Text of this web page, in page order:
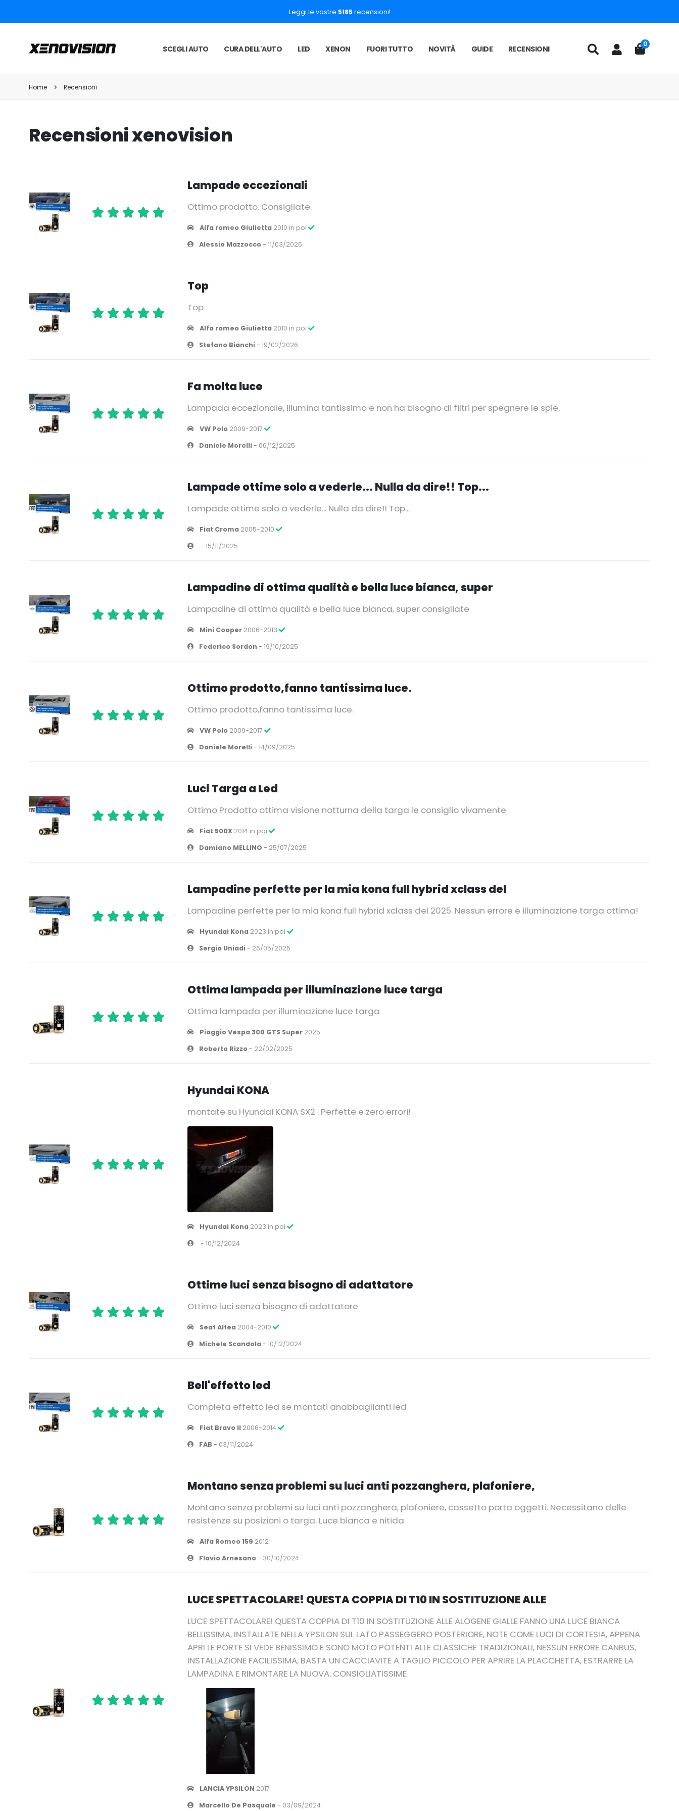
Leggi le vostre 5185recensioni!
SCEGLI AUTO CURA DELL'AUTO LED XENON FUORI TUTTO NOVITÀ GUIDE RECENSIONI
0
Home Recensioni
Recensioni xenovision
Lampade eccezionali
Ottimo prodotto. Consigliate.
Alfa romeo Giulietta 2010 in poi
Alessio Mazzocco - 11/03/2026
Top
Top
Alfa romeo Giulietta 2010 in poi
Stefano Bianchi- 19/02/2026
Fa molta luce
Lampada eccezionale, illumina tantissimo e non ha bisogno di filtri per spegnere le spie.
VW Polo 2009-2017
Daniele Morelli- 06/12/2025
Lampade ottime solo a vederle... Nulla da dire!! Top...
Lampade ottime solo a vederle... Nulla da dire!! Top...
Fiat Croma 2005-2010
- 15/11/2025
Lampadine di ottima qualità e bella luce bianca, super
Lampadine di ottima qualità e bella luce bianca, super consigliate
Mini Cooper 2006-2013
Federico Sordon - 19/10/2025
Ottimo prodotto,fanno tantissima luce.
Ottimo prodotto,fanno tantissima luce.
VW Polo 2009-2017
Daniele Morelli- 14/09/2025
Luci Targa a Led
Ottimo Prodotto ottima visione notturna della targa le consiglio vivamente
Fiat 500X 2014 in poi
Damiano MELLINO - 25/07/2025
Lampadine perfette per la mia kona full hybrid xclass del
Lampadine perfette per la mia kona full hybrid xclass del 2025. Nessun errore e illuminazione targa ottima!
Hyundai Kona 2023 in poi
Sergio Uniadi- 26/05/2025
Ottima lampada per illuminazione luce targa
Ottima lampada per illuminazione luce targa
Piaggio Vespa 300 GTS Super 2025
Roberto Rizzo - 22/02/2025
Hyundai KONA
montate su Hyundai KONA SX2 . Perfette e zero errori!
Hyundai Kona 2023 in poi
- 10/12/2024
Ottime luci senza bisogno di adattatore
Ottime luci senza bisogno di adattatore
Seat Altea 2004-2010
Michele Scandola- 10/12/2024
Bell'effetto led
Completa effetto led se montati anabbaglianti led
Fiat Bravo II 2006-2014
FAB - 03/11/2024
Montano senza problemi su luci anti pozzanghera, plafoniere,
Montano senza problemi su luci anti pozzanghera, plafoniere, cassetto porta oggetti. Necessitano delle
resistenze su posizioni o targa. Luce bianca e nitida
Alfa Romeo 159 2012
Flavio Arnesano - 30/10/2024
LUCE SPETTACOLARE! QUESTA COPPIA DI T10 IN SOSTITUZIONE ALLE
LUCE SPETTACOLARE! QUESTA COPPIA DI T10 IN SOSTITUZIONE ALLE ALOGENE GIALLE FANNO UNA LUCE BIANCA
BELLISSIMA, INSTALLATE NELLA YPSILON SUL LATO PASSEGGERO POSTERIORE, NOTE COME LUCI DI CORTESIA, APPENA
APRI LE PORTE SI VEDE BENISSIMO E SONO MOTO POTENTI ALLE CLASSICHE TRADIZIONALI, NESSUN ERRORE CANBUS,
INSTALLAZIONE FACILISSIMA, BASTA UN CACCIAVITE A TAGLIO PICCOLO PER APRIRE LA PLACCHETTA, ESTRARRE LA
LAMPADINA E RIMONTARE LA NUOVA. CONSIGLIATISSIME
LANCIA YPSILON 2017
Marcello De Pasquale - 03/09/2024